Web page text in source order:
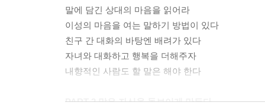
말에 담긴 상대의 마음을 읽어라
이성의 마음을 여는 말하기 방법이 있다
친구 간 대화의 바탕엔 배려가 있다
자녀와 대화하고 행복을 더해주자
내향적인 사람도 할 말은 해야 한다
PART 2 말은 자신을 돋보이게 만든다